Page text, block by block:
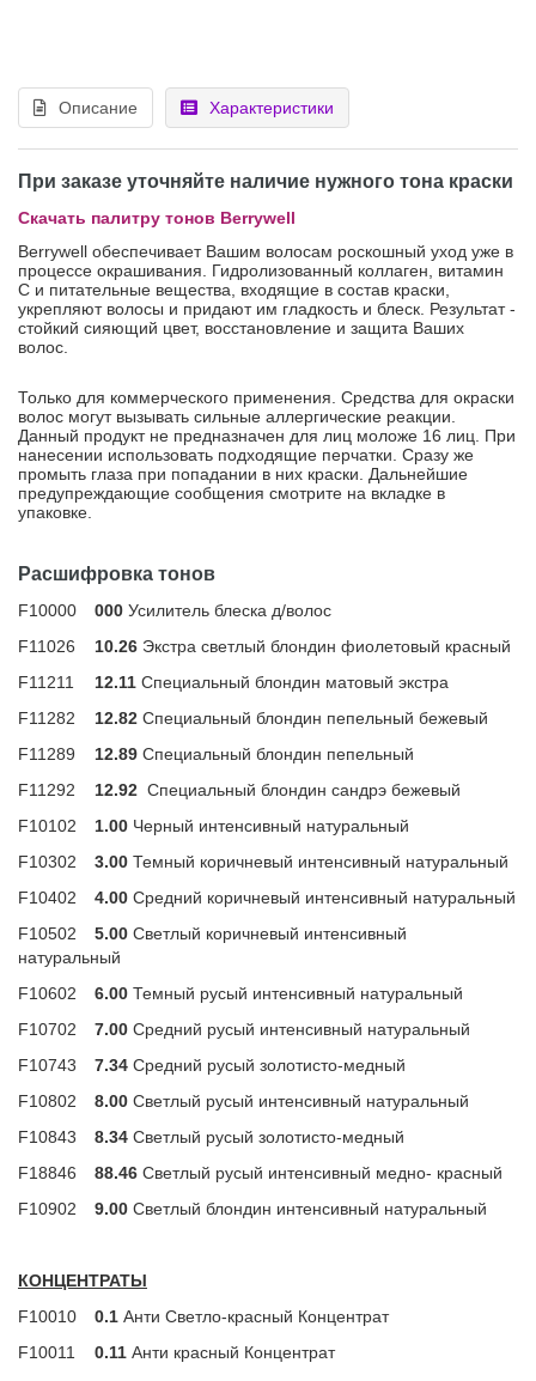
Описание Характеристики
При заказе уточняйте наличие нужного тона краски
Скачать палитру тонов Berrywell
Berrywell обеспечивает Вашим волосам роскошный уход уже в
процессе окрашивания. Гидролизованный коллаген, витамин
С и питательные вещества, входящие в состав краски,
укрепляют волосы и придают им гладкость и блеск. Результат -
стойкий сияющий цвет, восстановление и защита Ваших
волос.
Только для коммерческого применения. Средства для окраски
волос могут вызывать сильные аллергические реакции.
Данный продукт не предназначен для лиц моложе 16 лиц. При
нанесении использовать подходящие перчатки. Сразу же
промыть глаза при попадании в них краски. Дальнейшие
предупреждающие сообщения смотрите на вкладке в
упаковке.
Расшифровка тонов
F10000 000 Усилитель блеска д/волос
F11026
10.26 Экстра светлый блондин фиолетовый красный
F11211
12.11 Специальный блондин матовый экстра
F11282
12.82 Специальный блондин пепельный бежевый
F11289
12.89 Специальный блондин пепельный
F11292
12.92 Специальный блондин сандрэ бежевый
F10102
1.00 Черный интенсивный натуральный
F10302
3.00 Темный коричневый интенсивный натуральный
F10402
4.00 Средний коричневый интенсивный натуральный
F10502
5.00 Светлый коричневый интенсивный
натуральный
F10602
6.00 Темный русый интенсивный натуральный
F10702
7.00 Средний русый интенсивный натуральный
F10743
7.34 Средний русый золотисто-медный
F10802
8.00 Светлый русый интенсивный натуральный
F10843
8.34 Светлый русый золотисто-медный
F18846
88.46 Светлый русый интенсивный медно- красный
F10902
9.00 Светлый блондин интенсивный натуральный
КОНЦЕНТРАТЫ
F10010
0.1 Анти Светло-красный Концентрат
F10011
0.11 Анти красный Концентрат